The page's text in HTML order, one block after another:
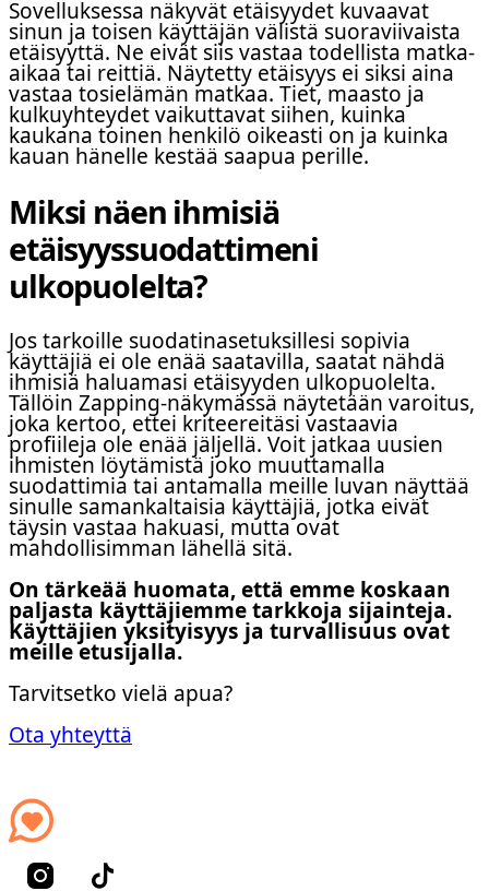
Sovelluksessa näkyvät etäisyydet kuvaavat
sinun ja toisen käyttäjän välistä suoraviivaista
etäisyyttä. Ne eivät siis vastaa todellista matka-
aikaa tai reittiä. Näytetty etäisyys ei siksi aina
vastaa tosielämän matkaa. Tiet, maasto ja
kulkuyhteydet vaikuttavat siihen, kuinka
kaukana toinen henkilö oikeasti on ja kuinka
kauan hänelle kestää saapua perille.
Miksi näen ihmisiä
etäisyyssuodattimeni
ulkopuolelta?
Jos tarkoille suodatinasetuksillesi sopivia
käyttäjiä ei ole enää saatavilla, saatat nähdä
ihmisiä haluamasi etäisyyden ulkopuolelta.
Tällöin Zapping-näkymässä näytetään varoitus,
joka kertoo, ettei kriteereitäsi vastaavia
profiileja ole enää jäljellä. Voit jatkaa uusien
ihmisten löytämistä joko muuttamalla
suodattimia tai antamalla meille luvan näyttää
sinulle samankaltaisia käyttäjiä, jotka eivät
täysin vastaa hakuasi, mutta ovat
mahdollisimman lähellä sitä.
On tärkeää huomata, että emme koskaan
paljasta käyttäjiemme tarkkoja sijainteja.
Käyttäjien yksityisyys ja turvallisuus ovat
meille etusijalla.
Tarvitsetko vielä apua?
Ota yhteyttä